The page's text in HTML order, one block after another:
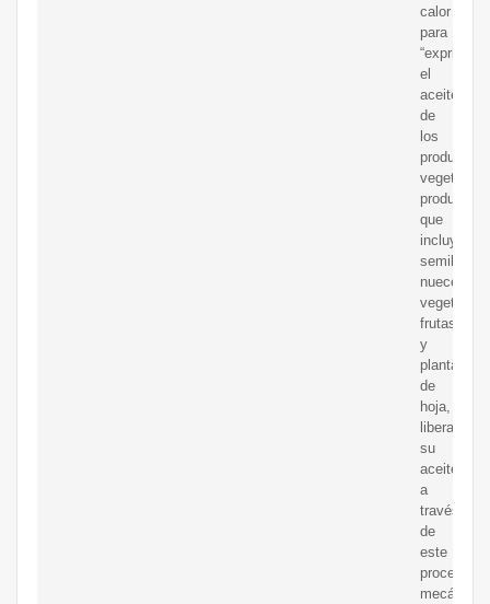
calor
para
“exprimir”
el
aceite
de
los
productos
productos,
que
incluyen
semillas,
nueces,
vegetales,
frutas
y
plantas
de
hoja,
liberan
su
aceite
a
través
de
este
proceso
mecánico,